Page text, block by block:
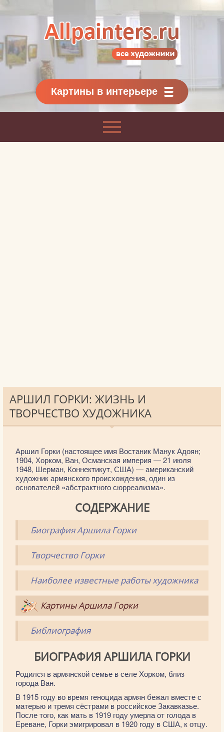
Картины классиков
и современников
Картины в интерьере
АРШИЛ ГОРКИ: ЖИЗНЬ И
ТВОРЧЕСТВО ХУДОЖНИКА
Аршил Горки (настоящее имя Востаник Манук Адоян;
1904, Хорком, Ван, Османская империя — 21 июля
1948, Шерман, Коннектикут, США) — американский
художник армянского происхождения, один из
основателей «абстрактного сюрреализма».
СОДЕРЖАНИЕ
Биография Аршила Горки
Творчество Горки
Наиболее известные работы художника
Картины Аршила Горки
Библиография
БИОГРАФИЯ АРШИЛА ГОРКИ
Родился в армянской семье в селе Хорком, близ
города Ван.
В 1915 году во время геноцида армян бежал вместе с
матерью и тремя сёстрами в российское Закавказье.
После того, как мать в 1919 году умерла от голода в
Ереване, Горки эмигрировал в 1920 году в США, к отцу.